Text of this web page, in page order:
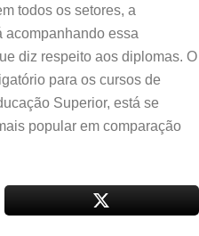
todos os setores, a
acompanhando essa
diz respeito aos diplomas. O
para os cursos de
Superior, está se
popular em comparação